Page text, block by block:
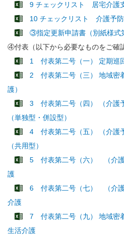
9 チェックリスト 居宅介護
10 チェックリスト 介護予
③指定更新申請書（別紙様式
④付表（以下から必要なものをご確
1 付表第二号（一） 定期巡
2 付表第二号（三） 地域密
護）
3 付表第二号（四） （介護
（単独型・併設型）
4 付表第二号（五） （介護
（共用型）
5 付表第二号（六） （介護
護
6 付表第二号（七） （介護
介護
7 付表第二号（九） 地域密
生活介護